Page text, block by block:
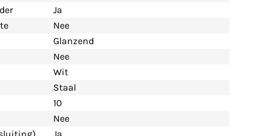
Ja
Nee
Glanzend
Nee
Wit
Staal
10
Nee